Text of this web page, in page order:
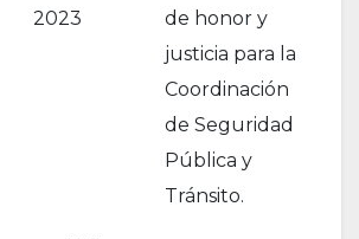
2023
de honor y
justicia para la
Coordinación
de Seguridad
Pública y
Tránsito.